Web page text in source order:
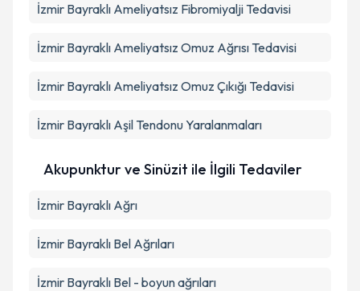
İzmir Bayraklı Ameliyatsız Fibromiyalji Tedavisi
İzmir Bayraklı Ameliyatsız Omuz Ağrısı Tedavisi
İzmir Bayraklı Ameliyatsız Omuz Çıkığı Tedavisi
İzmir Bayraklı Aşil Tendonu Yaralanmaları
Akupunktur ve Sinüzit ile İlgili Tedaviler
İzmir Bayraklı Ağrı
İzmir Bayraklı Bel Ağrıları
İzmir Bayraklı Bel - boyun ağrıları